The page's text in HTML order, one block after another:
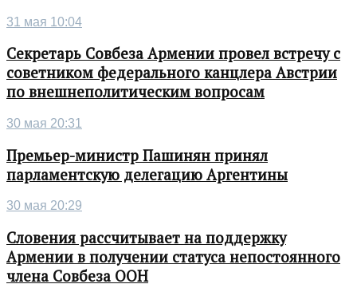
31 мая 10:04
Секретарь Совбеза Армении провел встречу с
советником федерального канцлера Австрии
по внешнеполитическим вопросам
30 мая 20:31
Премьер-министр Пашинян принял
парламентскую делегацию Аргентины
30 мая 20:29
Словения рассчитывает на поддержку
Армении в получении статуса непостоянного
члена Совбеза ООН